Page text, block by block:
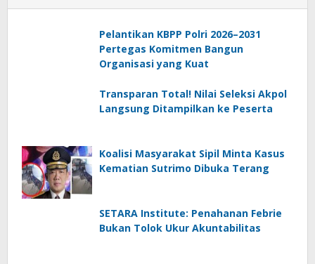
Pelantikan KBPP Polri 2026–2031
Pertegas Komitmen Bangun
Organisasi yang Kuat
Transparan Total! Nilai Seleksi Akpol
Langsung Ditampilkan ke Peserta
Koalisi Masyarakat Sipil Minta Kasus
Kematian Sutrimo Dibuka Terang
SETARA Institute: Penahanan Febrie
Bukan Tolok Ukur Akuntabilitas